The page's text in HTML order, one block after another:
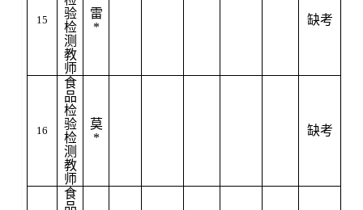
15
验
检
测
教
师
雷
*
缺考
16
食
品
检
验
检
测
教
师
莫
*
缺考
食
品